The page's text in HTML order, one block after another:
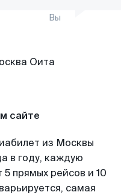
Вы
сайте
из Москвы
в году, каждую
прямых рейсов и 10
самая